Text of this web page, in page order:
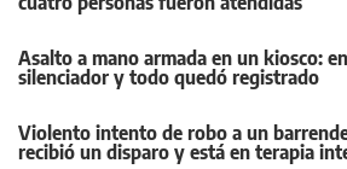
Asalto a mano armada en un kiosco:
silenciador y todo quedó registrado
Violento intento de robo a un
recibió un disparo y está en terapia